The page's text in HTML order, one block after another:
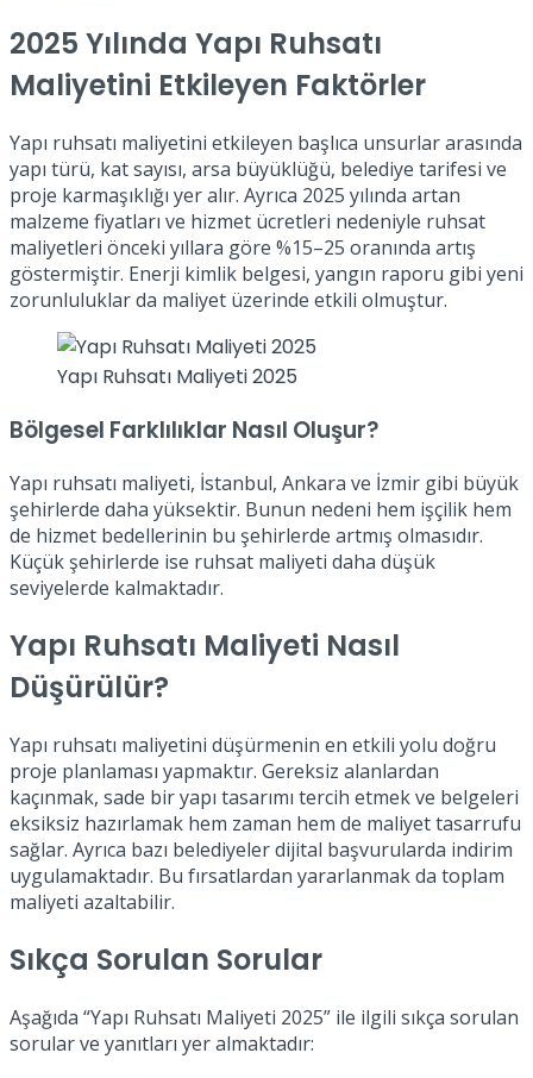
2025 Yılında Yapı Ruhsatı
Maliyetini Etkileyen Faktörler
Yapı ruhsatı maliyetini etkileyen başlıca unsurlar arasında
yapı türü, kat sayısı, arsa büyüklüğü, belediye tarifesi ve
proje karmaşıklığı yer alır. Ayrıca 2025 yılında artan
malzeme fiyatları ve hizmet ücretleri nedeniyle ruhsat
maliyetleri önceki yıllara göre %15–25 oranında artış
göstermiştir. Enerji kimlik belgesi, yangın raporu gibi yeni
zorunluluklar da maliyet üzerinde etkili olmuştur.
Yapı Ruhsatı Maliyeti 2025
Bölgesel Farklılıklar Nasıl Oluşur?
Yapı ruhsatı maliyeti, İstanbul, Ankara ve İzmir gibi büyük
şehirlerde daha yüksektir. Bunun nedeni hem işçilik hem
de hizmet bedellerinin bu şehirlerde artmış olmasıdır.
Küçük şehirlerde ise ruhsat maliyeti daha düşük
seviyelerde kalmaktadır.
Yapı Ruhsatı Maliyeti Nasıl
Düşürülür?
Yapı ruhsatı maliyetini düşürmenin en etkili yolu doğru
proje planlaması yapmaktır. Gereksiz alanlardan
kaçınmak, sade bir yapı tasarımı tercih etmek ve belgeleri
eksiksiz hazırlamak hem zaman hem de maliyet tasarrufu
sağlar. Ayrıca bazı belediyeler dijital başvurularda indirim
uygulamaktadır. Bu fırsatlardan yararlanmak da toplam
maliyeti azaltabilir.
Sıkça Sorulan Sorular
Aşağıda “Yapı Ruhsatı Maliyeti 2025” ile ilgili sıkça sorulan
sorular ve yanıtları yer almaktadır: